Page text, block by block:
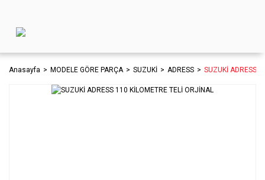
Anasayfa MODELE GÖRE PARÇA SUZUKİ ADRESS SUZUKİ ADRESS